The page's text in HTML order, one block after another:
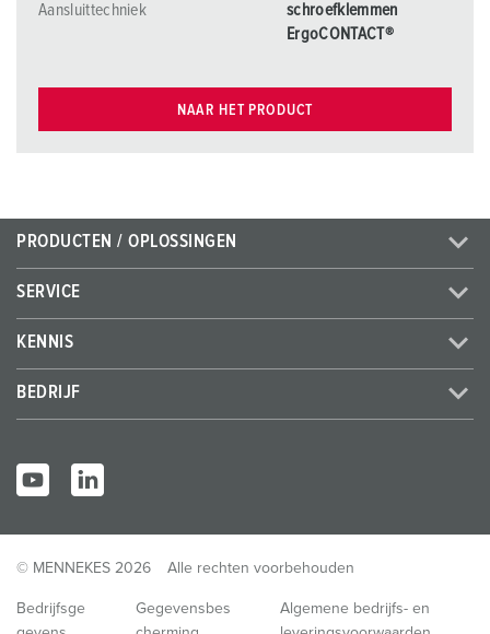
Aansluittechniek
schroefklemmen
ErgoCONTACT®
NAAR HET PRODUCT
PRODUCTEN / OPLOSSINGEN
SERVICE
KENNIS
BEDRIJF
© MENNEKES 2026 Alle rechten voorbehouden
Bedrijfsge
Gegevensbes
Algemene bedrijfs- en